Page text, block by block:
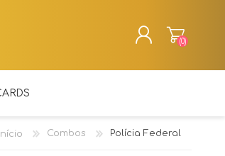
(0)
Início Combos Polícia Federal